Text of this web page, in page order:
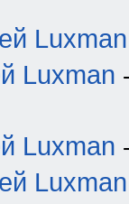
Luxman
Luxman
Luxman
Luxman